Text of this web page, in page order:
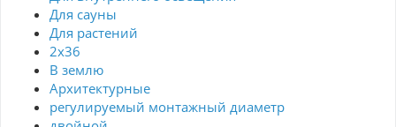
Для сауны
Для растений
2х36
В землю
Архитектурные
регулируемый монтажный диаметр